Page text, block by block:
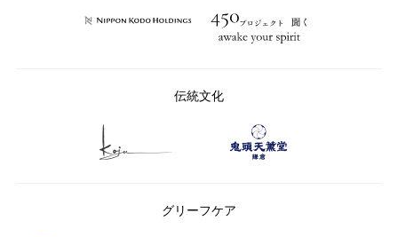
伝統文化
グリーフケア